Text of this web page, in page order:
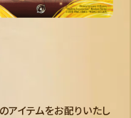
アイテムをお配りいたし